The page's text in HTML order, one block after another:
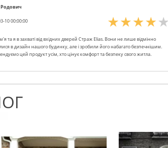
Родович
10 00:00:00
та я в захваті від вхідних дверей Страж Elias. Вони не лише відмінно
в дизайн нашого будинку, але і зробили його набагато безпечнішим.
цей продукт усім, хто цінує комфорт та безпеку свого житла.